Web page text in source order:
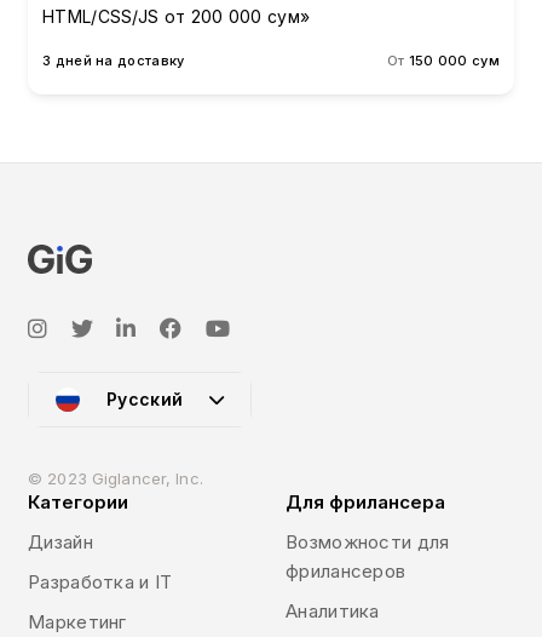
HTML/CSS/JS от 200 000 сум»
3 дней на доставку От 150 000 сум
Русский
© 2023 Giglancer, Inc.
Категории
Дизайн
Разработка и IT
Маркетинг
Для фрилансера
Возможности для
фрилансеров
Аналитика